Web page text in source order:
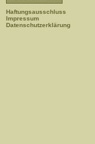
Haftungsausschluss
Impressum
Datenschutzerklärung